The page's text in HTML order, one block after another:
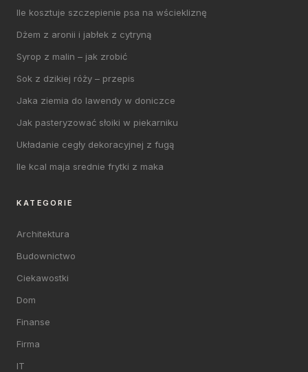
Ile kosztuje szczepienie psa na wściekliznę
Dżem z aronii i jabłek z cytryną
Syrop z malin – jak zrobić
Sok z dzikiej róży – przepis
Jaka ziemia do lawendy w doniczce
Jak pasteryzować słoiki w piekarniku
Układanie cegły dekoracyjnej z fugą
Ile kcal maja srednie frytki z maka
KATEGORIE
Architektura
Budownictwo
Ciekawostki
Dom
Finanse
Firma
IT